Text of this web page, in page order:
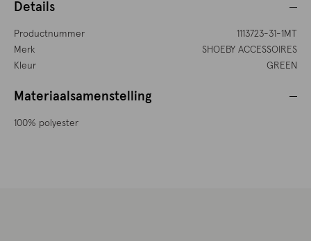
Details
Productnummer
1113723-31-1MT
Merk
SHOEBY ACCESSOIRES
Kleur
GREEN
Materiaalsamenstelling
100% polyester